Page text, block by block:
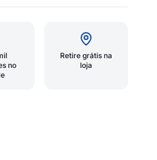
no
Retire grátis na
loja